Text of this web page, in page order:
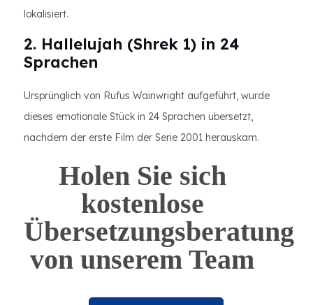
lokalisiert.
2. Hallelujah (Shrek 1) in 24
Sprachen
Ursprünglich von Rufus Wainwright aufgeführt, wurde
dieses emotionale Stück in 24 Sprachen übersetzt,
nachdem der erste Film der Serie 2001 herauskam.
Holen Sie sich
kostenlose
Übersetzungsberatung
von unserem Team